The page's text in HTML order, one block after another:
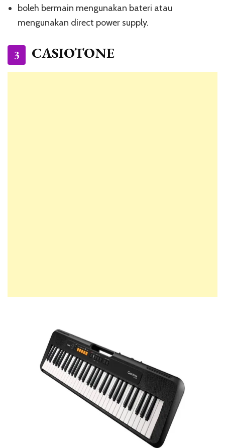
boleh bermain mengunakan bateri atau
mengunakan direct power supply.
3 CASIOTONE